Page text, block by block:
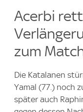
Acerbi
zum
Die Katalanen
Yamal (77.) noch
später auch